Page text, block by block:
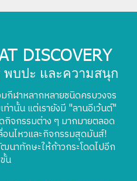
DISCOVERY
พบปะ และความสนุก
กีฬาหลากหลายชนิดครบวงจร
านั้น แต่เรายังมี "ลานอีเว้นต์"
จกรรมต่าง ๆ มากมายตลอด
นไหวและกิจกรรมสุดมันส์!
นาทักษะให้ก้าวกระโดดไปอีก
ขั้น